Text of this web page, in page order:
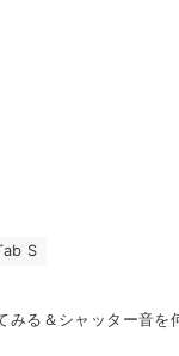
S
みる＆シャッター音を